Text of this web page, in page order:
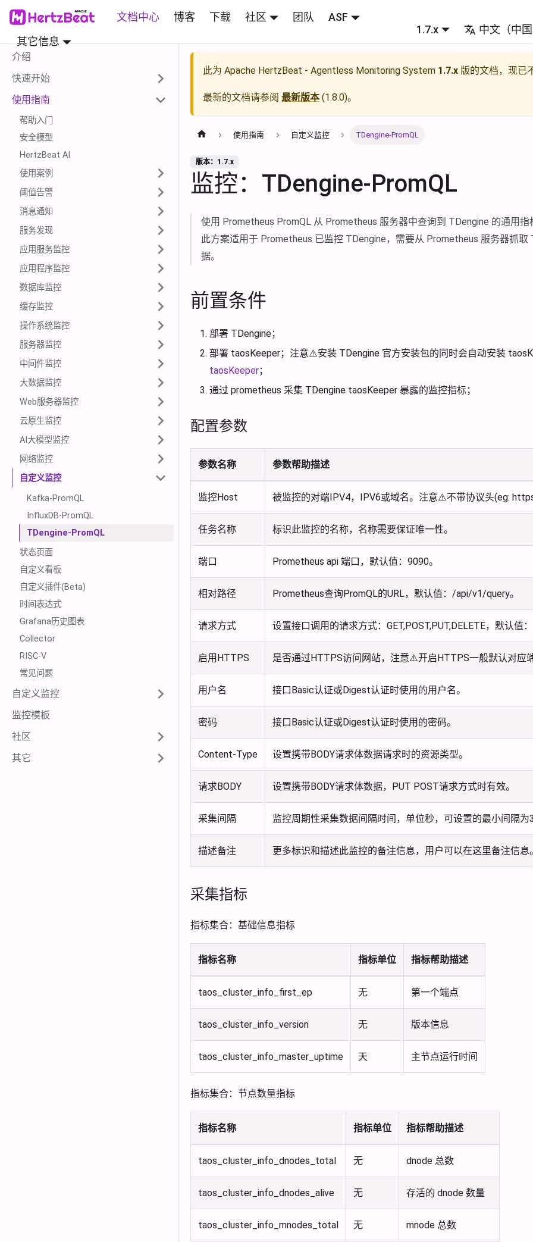
文档中心 博客 下载 社区 团队
ASF
其它信息
1.7.x 中文（中国
介绍
快速开始
使用指南
帮助入门
安全模型
HertzBeat AI
使用案例
阈值告警
消息通知
服务发现
应用服务监控
应用程序监控
数据库监控
缓存监控
操作系统监控
服务器监控
中间件监控
大数据监控
Web服务器监控
云原生监控
AI大模型监控
网络监控
自定义监控
Kafka-PromQL
InfluxDB-PromQL
TDengine-PromQL
状态页面
自定义看板
自定义插件(Beta)
时间表达式
Grafana历史图表
Collector
RISC-V
常见问题
自定义监控
监控模板
社区
其它
此为 Apache HertzBeat - Agentless Monitoring System 1.7.x 版的文档，现已
最新的文档请参阅 最新版本(1.8.0)。
使用指南 自定义监控 TDengine-PromQL
版本：1.7.x
监控：TDengine-PromQL
使用 Prometheus PromQL 从 Prometheus 服务器中查询到 TDengine 的通用指
此方案适用于 Prometheus 已监控 TDengine，需要从 Prometheus 服务器抓取
据。
前置条件
部署 TDengine；
部署 taosKeeper；注意⚠️安装 TDengine 官方安装包的同时会自动安装
taosKeeper；
通过 prometheus 采集 TDengine taosKeeper 暴露的监控指标；
配置参数
参数名称 参数帮助描述
监控Host 被监控的对端IPV4，IPV6或域名。注意⚠️不带协议头(eg:
任务名称 标识此监控的名称，名称需要保证唯一性。
端口 Prometheus api 端口，默认值：9090。
相对路径 Prometheus查询PromQL的URL，默认值：/api/v1/query。
请求方式 设置接口调用的请求方式：GET,POST,PUT,DELETE，默认值：
启用HTTPS 是否通过HTTPS访问网站，注意⚠️开启HTTPS一般默认对应
用户名 接口Basic认证或Digest认证时使用的用户名。
密码 接口Basic认证或Digest认证时使用的密码。
Content-Type 设置携带BODY请求体数据请求时的资源类型。
请求BODY 设置携带BODY请求体数据，PUT POST请求方式时有效。
采集间隔 监控周期性采集数据间隔时间，单位秒，可设置的最小间隔为
描述备注 更多标识和描述此监控的备注信息，用户可以在这里备注信息。
采集指标
指标集合：基础信息指标
指标名称 指标单位 指标帮助描述
taos_cluster_info_first_ep 无 第一个端点
taos_cluster_info_version 无 版本信息
taos_cluster_info_master_uptime 天 主节点运行时间
指标集合：节点数量指标
指标名称 指标单位 指标帮助描述
taos_cluster_info_dnodes_total 无 dnode 总数
taos_cluster_info_dnodes_alive 无 存活的 dnode 数量
taos_cluster_info_mnodes_total 无 mnode 总数